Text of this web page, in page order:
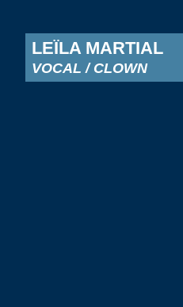
LEÏLA MARTIAL
VOCAL / CLOWN